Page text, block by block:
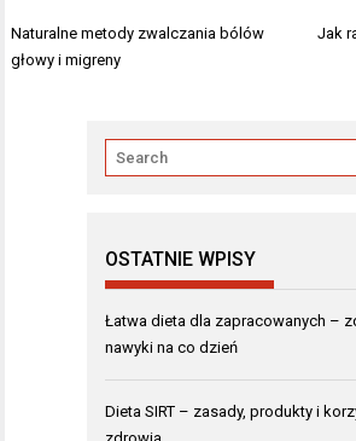
Nawigacja
wpisu
Naturalne metody zwalczania bólów
głowy i migreny
Jak
OSTATNIE WPISY
Łatwa dieta dla zapracowanych –
nawyki na co dzień
Dieta SIRT – zasady, produkty i